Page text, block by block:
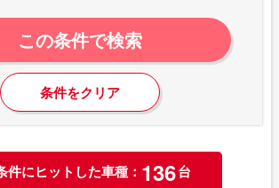
この条件で検索
条件をクリア
件にヒットした車種： 136台